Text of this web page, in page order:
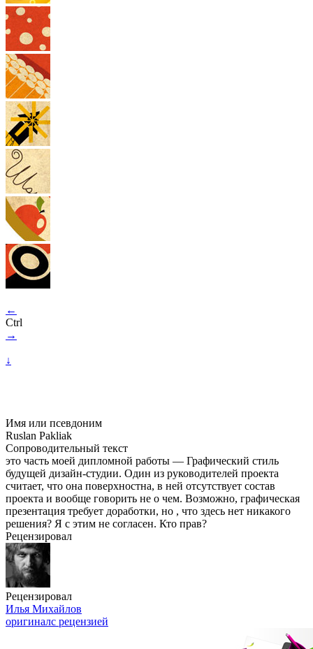
←
Ctrl
→
↓
Имя или псевдоним
Ruslan Pakliak
Сопроводительный текст
это часть моей дипломной работы — Графический стиль
будущей дизайн-студии. Один из руководителей проекта
считает, что она поверхностна, в ней отсутствует состав
проекта и вообще говорить не о чем. Возможно, графическая
презентация требует доработки, но , что здесь нет никакого
решения? Я с этим не согласен. Кто прав?
Рецензировал
Рецензировал
Илья Михайлов
оригиналс рецензией